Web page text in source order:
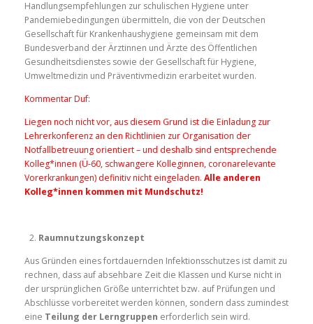
Handlungsempfehlungen zur schulischen Hygiene unter
Pandemiebedingungen übermitteln, die von der Deutschen
Gesellschaft für Krankenhaushygiene gemeinsam mit dem
Bundesverband der Ärztinnen und Ärzte des Öffentlichen
Gesundheitsdienstes sowie der Gesellschaft für Hygiene,
Umweltmedizin und Präventivmedizin erarbeitet wurden.
Kommentar Duf:
Liegen noch nicht vor, aus diesem Grund ist die Einladung zur
Lehrerkonferenz an den Richtlinien zur Organisation der
Notfallbetreuung orientiert – und deshalb sind entsprechende
Kolleg*innen (Ü-60, schwangere Kolleginnen, coronarelevante
Vorerkrankungen) definitiv nicht eingeladen. Alle anderen
Kolleg*innen kommen mit Mundschutz!
Raumnutzungskonzept
Aus Gründen eines fortdauernden Infektionsschutzes ist damit zu
rechnen, dass auf absehbare Zeit die Klassen und Kurse nicht in
der ursprünglichen Größe unterrichtet bzw. auf Prüfungen und
Abschlüsse vorbereitet werden können, sondern dass zumindest
eine Teilung der Lerngruppen erforderlich sein wird.